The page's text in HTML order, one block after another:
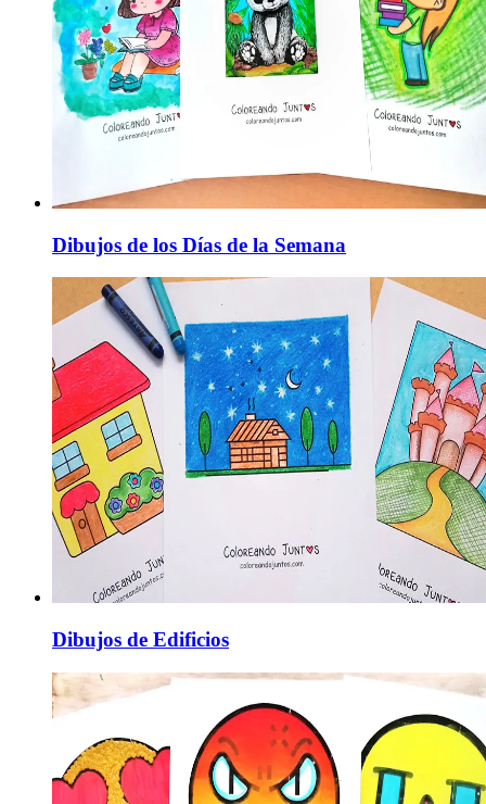
Dibujos de los Días de la Semana
Dibujos de Edificios